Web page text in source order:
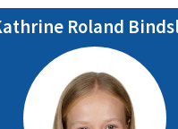
særlig fokus på at sikre, at
vigtigheden af den gode
kan finde troen og
gør jeg mit for, at
de nu har brug for.
Roland